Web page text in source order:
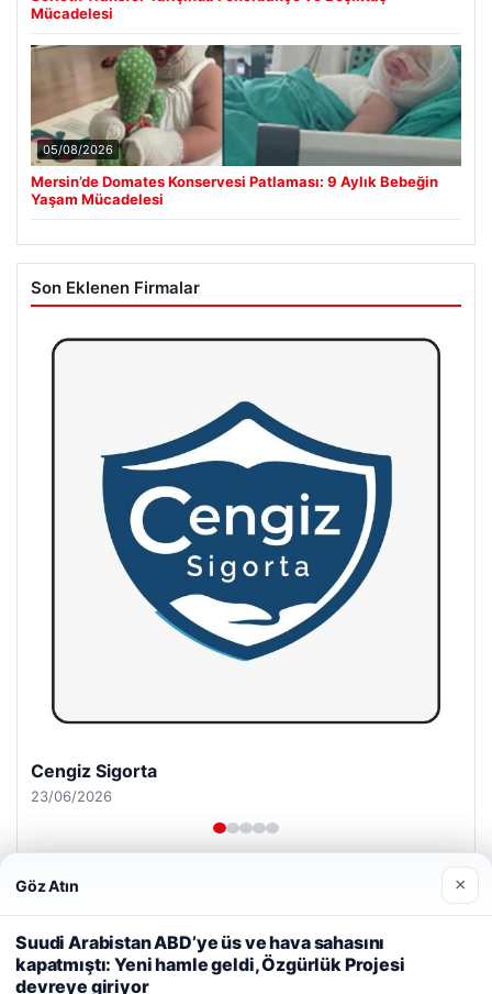
Mücadelesi
05/08/2026
Mersin’de Domates Konservesi Patlaması: 9 Aylık Bebeğin
Yaşam Mücadelesi
Son Eklenen Firmalar
Cengiz Sigorta
23/06/2026
© 2026 Kripto Para Haberleri
deneyiminizi kişiselleştirmek ve geliştirmek amacıyla çerezler
kullanıyoruz.Çerez Politikamız
Reddet Kabul Et
Göz Atın ×
Suudi Arabistan ABD’ye üs ve hava sahasını
kapatmıştı: Yeni hamle geldi, Özgürlük Projesi
devreye giriyor